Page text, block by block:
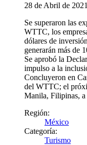
28 de Abril de 2021
Se superaron las
WTTC, los
dólares de
generarán más de
Se aprobó la
impulso a la
Concluyeron en
del WTTC; el
Manila, Filipinas, a
Región:
México
Categoría:
Turismo